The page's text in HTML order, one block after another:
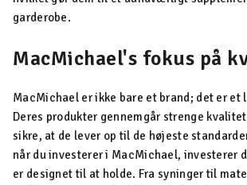
garderobe.
MacMichael's fokus på
MacMichael er ikke bare et brand; det er et
Deres produkter gennemgår strenge
sikre, at de lever op til de højeste
når du investerer i MacMichael, investerer
er designet til at holde. Fra syninger til